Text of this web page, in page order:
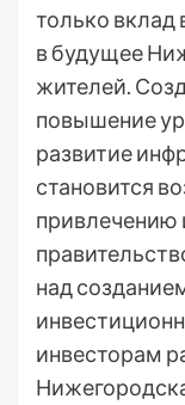
только вклад
в будущее
жителей.
повышение
развитие
становится
привлечению
над
инвесторам